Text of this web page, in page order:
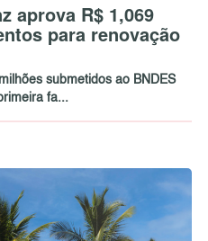
aprova R$ 1,069
para renovação
submetidos ao BNDES
fa...